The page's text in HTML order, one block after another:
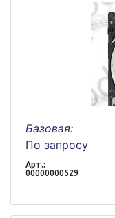
Базовая:
По запросу
Арт.:
00000000529